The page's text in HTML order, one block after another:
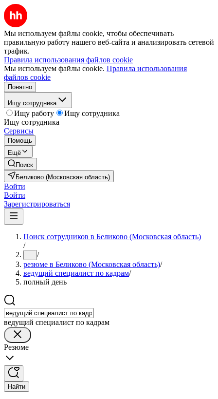
Мы используем файлы cookie, чтобы обеспечивать
правильную работу нашего веб-сайта и анализировать сетевой
трафик.
Правила использования файлов cookie
Мы используем файлы cookie. Правила использования
файлов cookie
Понятно
Ищу сотрудника
Ищу работу
Ищу сотрудника
Ищу сотрудника
Сервисы
Помощь
Ещё
Поиск
Беликово (Московская область)
Войти
Войти
Зарегистрироваться
Поиск сотрудников в Беликово (Московская область)
/
... /
резюме в Беликово (Московская область)/
ведущий специалист по кадрам/
полный день
ведущий специалист по кадрам
Резюме
Найти